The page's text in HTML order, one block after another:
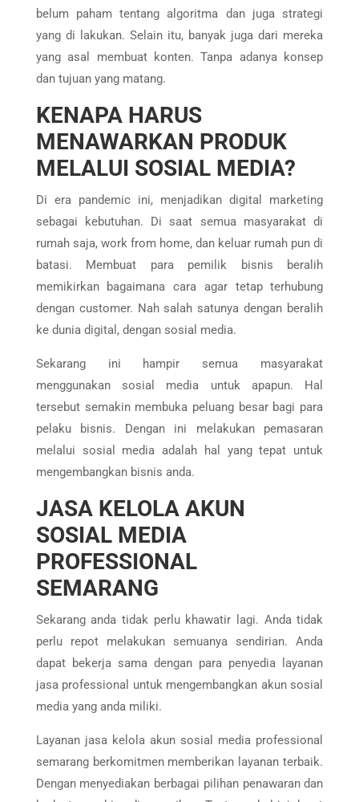
belum paham tentang algoritma dan juga strategi
yang di lakukan. Selain itu, banyak juga dari mereka
yang asal membuat konten. Tanpa adanya konsep
dan tujuan yang matang.
KENAPA HARUS
MENAWARKAN PRODUK
MELALUI SOSIAL MEDIA?
Di era pandemic ini, menjadikan digital marketing
sebagai kebutuhan. Di saat semua masyarakat di
rumah saja, work from home, dan keluar rumah pun di
batasi. Membuat para pemilik bisnis beralih
memikirkan bagaimana cara agar tetap terhubung
dengan customer. Nah salah satunya dengan beralih
ke dunia digital, dengan sosial media.
Sekarang ini hampir semua masyarakat
menggunakan sosial media untuk apapun. Hal
tersebut semakin membuka peluang besar bagi para
pelaku bisnis. Dengan ini melakukan pemasaran
melalui sosial media adalah hal yang tepat untuk
mengembangkan bisnis anda.
JASA KELOLA AKUN
SOSIAL MEDIA
PROFESSIONAL
SEMARANG
Sekarang anda tidak perlu khawatir lagi. Anda tidak
perlu repot melakukan semuanya sendirian. Anda
dapat bekerja sama dengan para penyedia layanan
jasa professional untuk mengembangkan akun sosial
media yang anda miliki.
Layanan jasa kelola akun sosial media professional
semarang berkomitmen memberikan layanan terbaik.
Dengan menyediakan berbagai pilihan penawaran dan